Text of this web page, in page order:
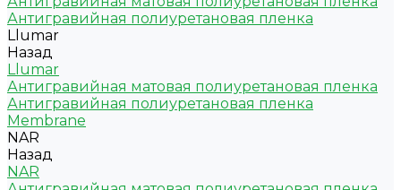
Антигравийная полиуретановая пленка
Llumar
Назад
Llumar
Антигравийная матовая полиуретановая пленка
Антигравийная полиуретановая пленка
Membrane
NAR
Назад
NAR